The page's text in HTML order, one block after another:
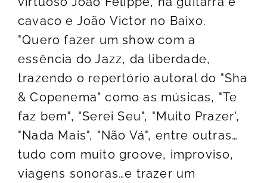
cavaco e João Victor no Baixo.
"Quero fazer um show com a
essência do Jazz, da liberdade,
trazendo o repertório autoral do "Sha
& Copenema" como as músicas, "Te
faz bem", "Serei Seu", "Muito Prazer',
"Nada Mais", "Não Vá", entre outras…
tudo com muito groove, improviso,
viagens sonoras…e trazer um